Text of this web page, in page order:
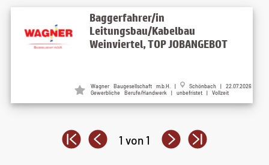
Baggerfahrer/in
Leitungsbau/Kabelbau
Weinviertel, TOP JOBANGEBOT
Wagner Baugesellschaft m.b.H. |
Schönbach | 22.07.2026
Gewerbliche Berufe/Handwerk | unbefristet | Vollzeit
1 von 1